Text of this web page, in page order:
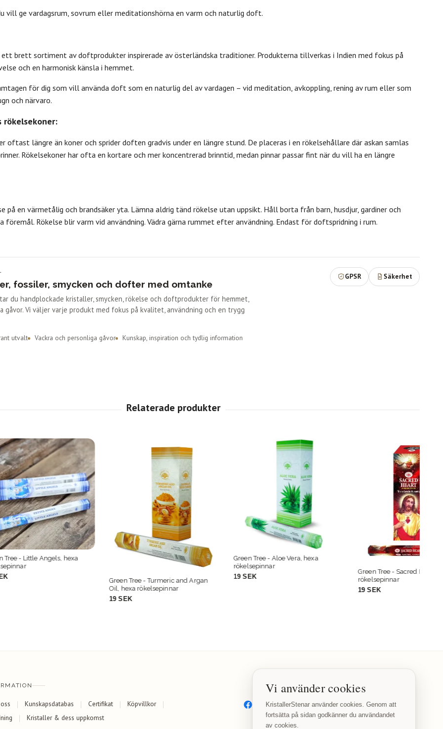
vill ge vardagsrum, sovrum eller meditationshörna en varm och naturlig doft.
ett brett sortiment av doftprodukter inspirerade av österländska traditioner. Produkterna tillverkas i Indien med fokus på
och en harmonisk känsla i hemmet.
för dig som vill använda doft som en naturlig del av vardagen – vid meditation, avkoppling, rening av rum eller som
och närvaro.
rökelsekoner:
oftast längre än koner och sprider doften gradvis under en längre stund. De placeras i en rökelsehållare där askan samlas
Rökelsekoner har ofta en kortare och mer koncentrerad brinntid, medan pinnar passar fint när du vill ha en längre
på en värmetålig och brandsäker yta. Lämna aldrig tänd rökelse utan uppsikt. Håll borta från barn, husdjur, gardiner och
Rökelse blir varm vid användning. Vädra gärna rummet efter användning. Endast för doftspridning i rum.
fossiler, smycken och dofter med omtanke
du handplockade kristaller, smycken, rökelse och doftprodukter för hemmet,
gåvor. Vi väljer varje produkt med fokus på kvalitet, användning och en trygg
utvalt Vackra och personliga gåvor Kunskap, inspiration och tydlig information
GPSR Säkerhet
hexa
Green Tree - Turmeric and Argan
Oil, hexa rökelsepinnar
Green Tree - Aloe Vera, hexa
rökelsepinnar
19 SEK
Green Tree - Sacred Heart, hexa
Kunskapsdatabas Certifikat
Köpvillkor
Kristaller & dess uppkomst
SOCIALA MEDIER
Facebook Instagram
Vi använder cookies
KristallerStenar använder cookies. Genom att
fortsätta på sidan godkänner du användandet
av cookies.